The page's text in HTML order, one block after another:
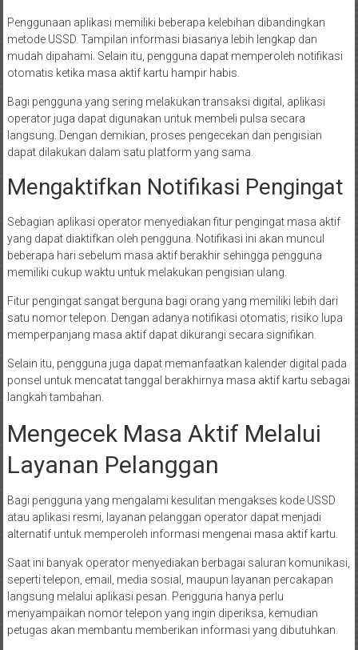
Penggunaan aplikasi memiliki beberapa kelebihan dibandingkan
metode USSD. Tampilan informasi biasanya lebih lengkap dan
mudah dipahami. Selain itu, pengguna dapat memperoleh notifikasi
otomatis ketika masa aktif kartu hampir habis.
Bagi pengguna yang sering melakukan transaksi digital, aplikasi
operator juga dapat digunakan untuk membeli pulsa secara
langsung. Dengan demikian, proses pengecekan dan pengisian
dapat dilakukan dalam satu platform yang sama.
Mengaktifkan Notifikasi Pengingat
Sebagian aplikasi operator menyediakan fitur pengingat masa aktif
yang dapat diaktifkan oleh pengguna. Notifikasi ini akan muncul
beberapa hari sebelum masa aktif berakhir sehingga pengguna
memiliki cukup waktu untuk melakukan pengisian ulang.
Fitur pengingat sangat berguna bagi orang yang memiliki lebih dari
satu nomor telepon. Dengan adanya notifikasi otomatis, risiko lupa
memperpanjang masa aktif dapat dikurangi secara signifikan.
Selain itu, pengguna juga dapat memanfaatkan kalender digital pada
ponsel untuk mencatat tanggal berakhirnya masa aktif kartu sebagai
langkah tambahan.
Mengecek Masa Aktif Melalui
Layanan Pelanggan
Bagi pengguna yang mengalami kesulitan mengakses kode USSD
atau aplikasi resmi, layanan pelanggan operator dapat menjadi
alternatif untuk memperoleh informasi mengenai masa aktif kartu.
Saat ini banyak operator menyediakan berbagai saluran komunikasi,
seperti telepon, email, media sosial, maupun layanan percakapan
langsung melalui aplikasi pesan. Pengguna hanya perlu
menyampaikan nomor telepon yang ingin diperiksa, kemudian
petugas akan membantu memberikan informasi yang dibutuhkan.